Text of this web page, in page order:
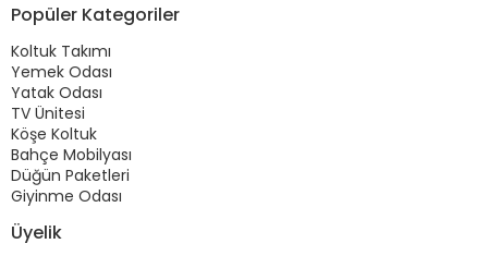
Popüler Kategoriler
Koltuk Takımı
Yemek Odası
Yatak Odası
TV Ünitesi
Köşe Koltuk
Bahçe Mobilyası
Düğün Paketleri
Giyinme Odası
Üyelik